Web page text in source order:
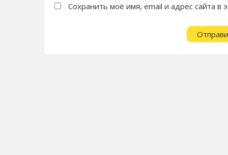
Сохранить моё имя, email и адрес сайта